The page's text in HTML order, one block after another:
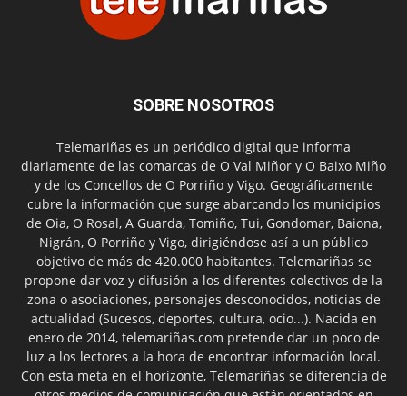
SOBRE NOSOTROS
Telemariñas es un periódico digital que informa
diariamente de las comarcas de O Val Miñor y O Baixo Miño
y de los Concellos de O Porriño y Vigo. Geográficamente
cubre la información que surge abarcando los municipios
de Oia, O Rosal, A Guarda, Tomiño, Tui, Gondomar, Baiona,
Nigrán, O Porriño y Vigo, dirigiéndose así a un público
objetivo de más de 420.000 habitantes. Telemariñas se
propone dar voz y difusión a los diferentes colectivos de la
zona o asociaciones, personajes desconocidos, noticias de
actualidad (Sucesos, deportes, cultura, ocio...). Nacida en
enero de 2014, telemariñas.com pretende dar un poco de
luz a los lectores a la hora de encontrar información local.
Con esta meta en el horizonte, Telemariñas se diferencia de